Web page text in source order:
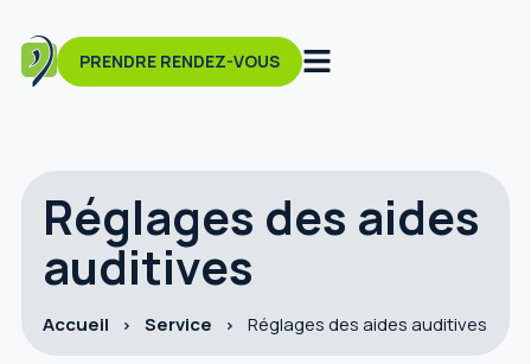
PRENDRE RENDEZ-VOUS
Réglages des aides
auditives
Accueil Service Réglages des aides auditives